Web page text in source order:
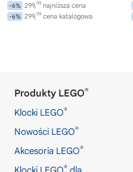
-6% 299,99 najniższa cena
-6% 299,99 cena katalogowa
Produkty LEGO®
Klocki LEGO®
Nowości LEGO®
Akcesoria LEGO®
®